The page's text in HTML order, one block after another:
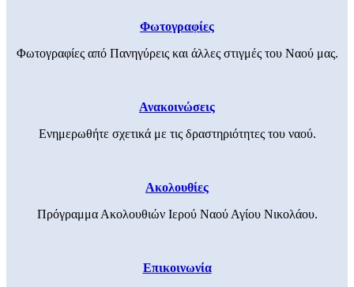
Φωτογραφίες
Φωτογραφίες από Πανηγύρεις και άλλες στιγμές του Ναού μας.
Ανακοινώσεις
Ενημερωθήτε σχετικά με τις δραστηριότητες του ναού.
Ακολουθίες
Πρόγραμμα Ακολουθιών Ιερού Ναού Αγίου Νικολάου.
Επικοινωνία